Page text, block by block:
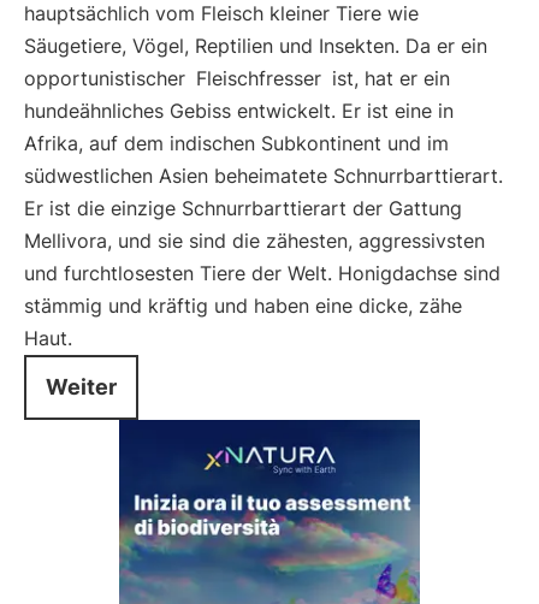
hauptsächlich vom Fleisch kleiner Tiere wie
Säugetiere, Vögel, Reptilien und Insekten. Da er ein
opportunistischer Fleischfresser ist, hat er ein
hundeähnliches Gebiss entwickelt. Er ist eine in
Afrika, auf dem indischen Subkontinent und im
südwestlichen Asien beheimatete Schnurrbarttierart.
Er ist die einzige Schnurrbarttierart der Gattung
Mellivora, und sie sind die zähesten, aggressivsten
und furchtlosesten Tiere der Welt. Honigdachse sind
stämmig und kräftig und haben eine dicke, zähe
Haut.
Weiter